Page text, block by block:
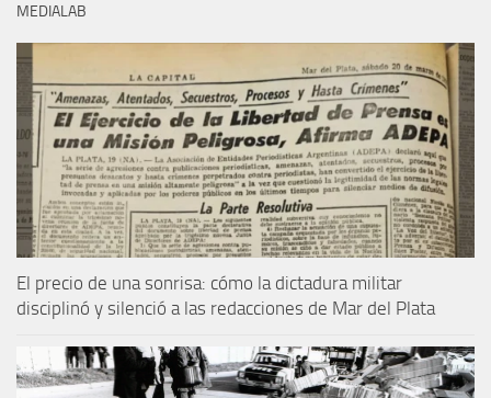
MEDIALAB
El precio de una sonrisa: cómo la dictadura militar
disciplinó y silenció a las redacciones de Mar del Plata